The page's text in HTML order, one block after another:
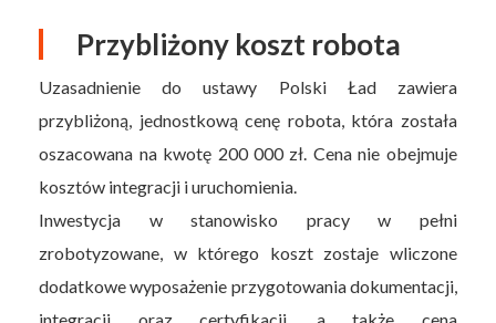
Przybliżony koszt robota
Uzasadnienie do ustawy Polski Ład zawiera
przybliżoną, jednostkową cenę robota, która została
oszacowana na kwotę 200 000 zł. Cena nie obejmuje
kosztów integracji i uruchomienia.
Inwestycja w stanowisko pracy w pełni
zrobotyzowane, w którego koszt zostaje wliczone
dodatkowe wyposażenie przygotowania dokumentacji,